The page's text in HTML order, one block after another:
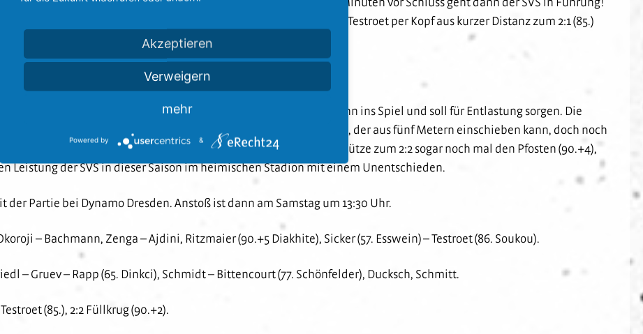
Seite und schlägt eine Flanke auf den langen Pfosten, wo Testroet per Kopf aus kurzer Distanz zum 2:1 (85.)
den Doppeltorschützen vom Feld, Cebio Soukou kommt für ihn ins Spiel und soll für Entlastung sorgen. Die
gelingt den Bremern durch den eingewechselten Füllkrug, der aus fünf Metern einschieben kann, doch noch
SVS-Wechsel (Diakhite für Ritzmaier), trifft der Bremer Torschütze zum 2:2 sogar noch mal den Pfosten (90.+4),
Leistung der SVS in dieser Saison im heimischen Stadion mit einem Unentschieden.
Partie bei Dynamo Dresden. Anstoß ist dann am Samstag um 13:30 Uhr.
– Bachmann, Zenga – Ajdini, Ritzmaier (90.+5 Diakhite), Sicker (57. Esswein) – Testroet (86. Soukou).
– Gruev – Rapp (65. Dinkci), Schmidt – Bittencourt (77. Schönfelder), Ducksch, Schmitt.
(85.), 2:2 Füllkrug (90.+2).
Akzeptieren
Verweigern
mehr
Powered by &